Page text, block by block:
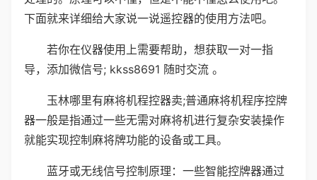
下面就来详细给大家说一说遥控器的使用方法吧。
若你在仪器使用上需要帮助，想获取一对一指
导，添加微信号; kkss8691 随时交流 。
玉林哪里有麻将机程控器卖;普通麻将机程序控牌
器一般是指通过一些无需对麻将机进行复杂安装操作
就能实现控制麻将牌功能的设备或工具。
蓝牙或无线信号控制原理：一些智能控牌器通过